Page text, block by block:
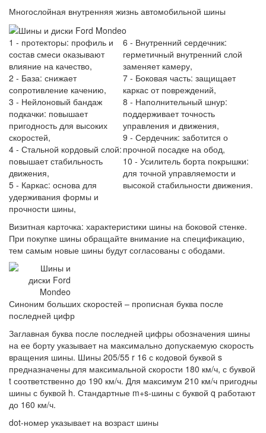
Многослойная внутренняя жизнь автомобильной шины
1 - протекторы: профиль и
состав смеси оказывают
влияние на качество,
2 - База: снижает
сопротивление качению,
3 - Нейлоновый бандаж
подкачки: повышает
пригодность для высоких
скоростей,
4 - Стальной кордовый слой:
повышает стабильность
движения,
5 - Каркас: основа для
удерживания формы и
прочности шины,
6 - Внутренний сердечник:
герметичный внутренний слой
заменяет камеру,
7 - Боковая часть: защищает
каркас от повреждений,
8 - Наполнительный шнур:
поддерживает точность
управления и движения,
9 - Сердечник: заботится о
прочной посадке на обод,
10 - Усилитель борта покрышки:
для точной управляемости и
высокой стабильности движения.
Визитная карточка: характеристики шины на боковой стенке.
При покупке шины обращайте внимание на спецификацию,
тем самым новые шины будут согласованы с ободами.
Синоним больших скоростей – прописная буква после
последней цифр
Заглавная буква после последней цифры обозначения шины
на ее борту указывает на максимально допускаемую скорость
вращения шины. Шины 205/55 r 16 с кодовой буквой s
предназначены для максимальной скорости 180 км/ч, с буквой
t соответственно до 190 км/ч. Для максимум 210 км/ч пригодны
шины с буквой h. Стандартные m+s-шины с буквой q работают
до 160 км/ч.
dot-номер указывает на возраст шины